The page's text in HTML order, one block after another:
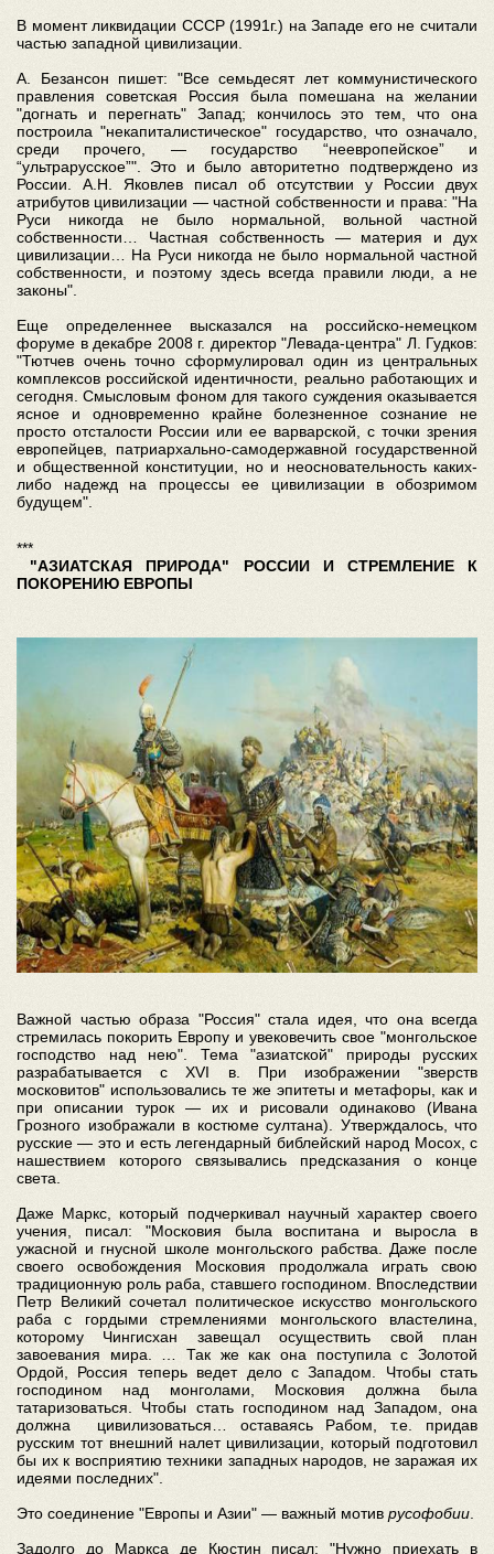
В момент ликвидации СССР (1991г.) на Западе его не считали
частью западной цивилизации.
А. Безансон пишет: "Все семьдесят лет коммунистического
правления советская Россия была помешана на желании
"догнать и перегнать" Запад; кончилось это тем, что она
построила "некапиталистическое" государство, что означало,
среди прочего, — государство “неевропейское” и
“ультрарусское”". Это и было авторитетно подтверждено из
России. А.Н. Яковлев писал об отсутствии у России двух
атрибутов цивилизации — частной собственности и права: "На
Руси никогда не было нормальной, вольной частной
собственности… Частная собственность — материя и дух
цивилизации… На Руси никогда не было нормальной частной
собственности, и поэтому здесь всегда правили люди, а не
законы".
Еще определеннее высказался на российско-немецком
форуме в декабре 2008 г. директор "Левада-центра" Л. Гудков:
"Тютчев очень точно сформулировал один из центральных
комплексов российской идентичности, реально работающих и
сегодня. Смысловым фоном для такого суждения оказывается
ясное и одновременно крайне болезненное сознание не
просто отсталости России или ее варварской, с точки зрения
европейцев, патриархально-самодержавной государственной
и общественной конституции, но и неосновательность каких-
либо надежд на процессы ее цивилизации в обозримом
будущем".
***
"АЗИАТСКАЯ ПРИРОДА" РОССИИ И СТРЕМЛЕНИЕ К
ПОКОРЕНИЮ ЕВРОПЫ
Важной частью образа "Россия" стала идея, что она всегда
стремилась покорить Европу и увековечить свое "монгольское
господство над нею". Тема "азиатской" природы русских
разрабатывается с ХVI в. При изображении "зверств
московитов" использовались те же эпитеты и метафоры, как и
при описании турок — их и рисовали одинаково (Ивана
Грозного изображали в костюме султана). Утверждалось, что
русские — это и есть легендарный библейский народ Мосох, с
нашествием которого связывались предсказания о конце
света.
Даже Маркс, который подчеркивал научный характер своего
учения, писал: "Московия была воспитана и выросла в
ужасной и гнусной школе монгольского рабства. Даже после
своего освобождения Московия продолжала играть свою
традиционную роль раба, ставшего господином. Впоследствии
Петр Великий сочетал политическое искусство монгольского
раба с гордыми стремлениями монгольского властелина,
которому Чингисхан завещал осуществить свой план
завоевания мира. … Так же как она поступила с Золотой
Ордой, Россия теперь ведет дело с Западом. Чтобы стать
господином над монголами, Московия должна была
татаризоваться. Чтобы стать господином над Западом, она
должна цивилизоваться… оставаясь Рабом, т.е. придав
русским тот внешний налет цивилизации, который подготовил
бы их к восприятию техники западных народов, не заражая их
идеями последних".
Это соединение "Европы и Азии" — важный мотив русофобии
Задолго до Маркса де Кюстин писал: "Нужно приехать в